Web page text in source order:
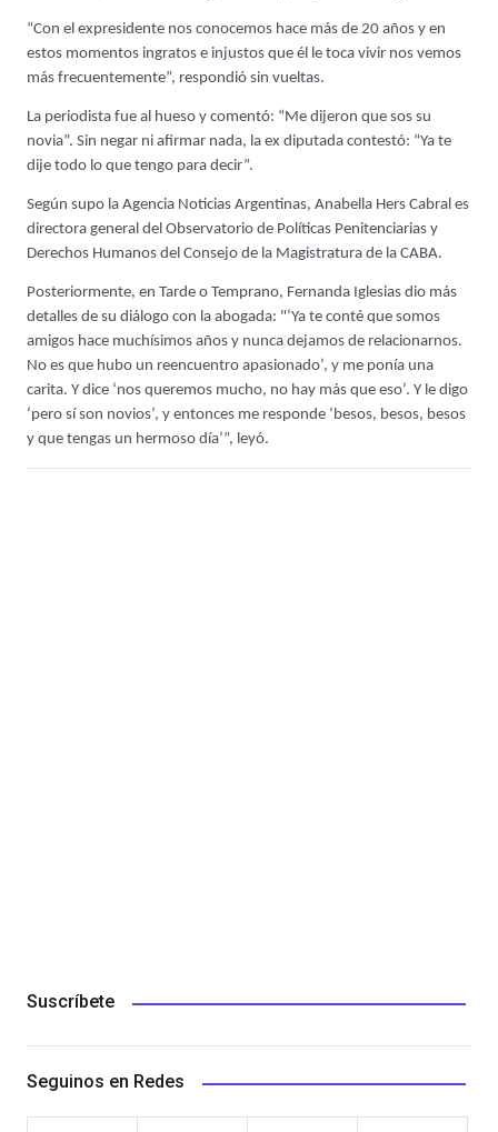
“Con el expresidente nos conocemos hace más de 20 años y en
estos momentos ingratos e injustos que él le toca vivir nos vemos
más frecuentemente”, respondió sin vueltas.
La periodista fue al hueso y comentó: “Me dijeron que sos su
novia”. Sin negar ni afirmar nada, la ex diputada contestó: “Ya te
dije todo lo que tengo para decir”.
Según supo la Agencia Noticias Argentinas, Anabella Hers Cabral es
directora general del Observatorio de Políticas Penitenciarias y
Derechos Humanos del Consejo de la Magistratura de la CABA.
Posteriormente, en Tarde o Temprano, Fernanda Iglesias dio más
detalles de su diálogo con la abogada: "‘Ya te conté que somos
amigos hace muchísimos años y nunca dejamos de relacionarnos.
No es que hubo un reencuentro apasionado’, y me ponía una
carita. Y dice ‘nos queremos mucho, no hay más que eso’. Y le digo
‘pero sí son novios’, y entonces me responde ‘besos, besos, besos
y que tengas un hermoso día’”, leyó.
Suscríbete
Seguinos en Redes